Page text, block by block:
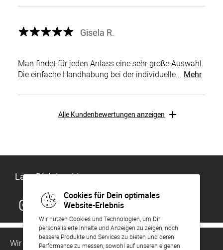
Cookies für Dein optimales
Website-Erlebnis
Wir nutzen Cookies und Technologien, um Dir
personalisierte Inhalte und Anzeigen zu zeigen, noch
bessere Produkte und Services zu bieten und deren
Performance zu messen, sowohl auf unseren eigenen
Gisela R.
Man findet für jeden Anlass eine sehr große Auswahl.
Die einfache Handhabung bei der individuelle... Mehr
Alle Kundenbewertungen anzeigen
Lass Dich inspirieren
Wir sind für Dich da